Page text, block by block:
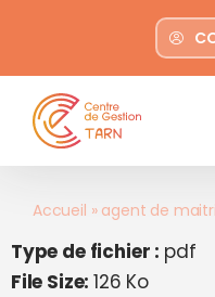
contenu
Accueil » agent de
Type de fichier : pdf
File Size:126 Ko